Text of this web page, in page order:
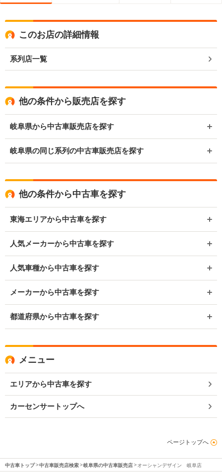
このお店の詳細情報
系列店一覧
他の条件から販売店を探す
岐阜県から中古車販売店を探す
岐阜県の同じ系列の中古車販売店を探す
他の条件から中古車を探す
東海エリアから中古車を探す
人気メーカーから中古車を探す
人気車種から中古車を探す
メーカーから中古車を探す
都道府県から中古車を探す
メニュー
エリアから中古車を探す
カーセンサートップへ
ページトップへ
中古車トップ 中古車販売店検索 岐阜県の中古車販売店 オーシャンデザイン 岐阜店